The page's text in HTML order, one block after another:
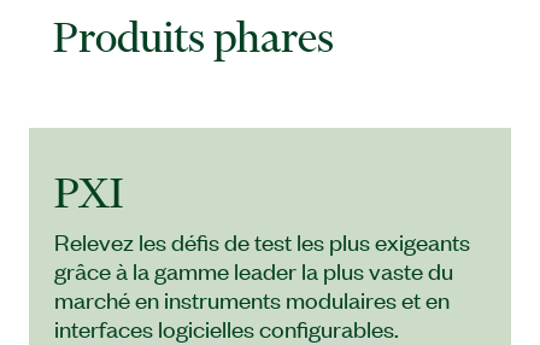
Produits phares
PXI
Relevez les défis de test les plus exigeants
grâce à la gamme leader la plus vaste du
marché en instruments modulaires et en
interfaces logicielles configurables.